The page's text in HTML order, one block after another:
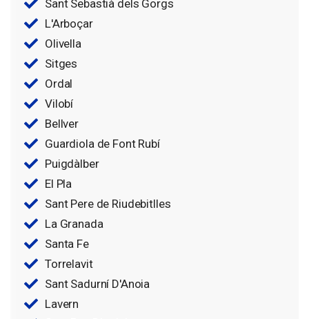
Sant Sebastià dels Gorgs
L'Arboçar
Olivella
Sitges
Ordal
Vilobí
Bellver
Guardiola de Font Rubí
Puigdàlber
El Pla
Sant Pere de Riudebitlles
La Granada
Santa Fe
Torrelavit
Sant Sadurní D'Anoia
Lavern